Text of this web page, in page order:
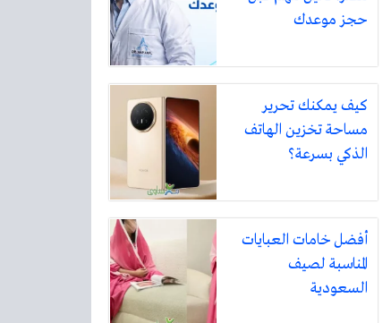
حجز موعدك
كيف يمكنك تحرير
مساحة تخزين الهاتف
الذكي بسرعة؟
أفضل خامات العبايات
المناسبة لصيف
السعودية